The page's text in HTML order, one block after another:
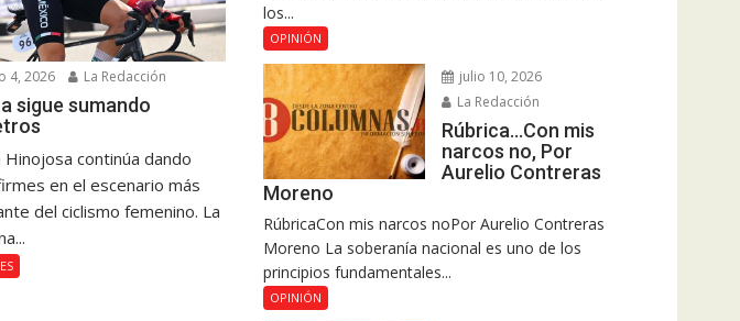
4, 2026 La Redacción
sigue sumando
Hinojosa continúa dando
en el escenario más
del ciclismo femenino. La
los...
OPINIÓN
julio 10, 2026
La Redacción
Rúbrica…Con mis
narcos no, Por
Aurelio Contreras
Moreno
RúbricaCon mis narcos noPor Aurelio Contreras
Moreno La soberanía nacional es uno de los
principios fundamentales...
OPINIÓN